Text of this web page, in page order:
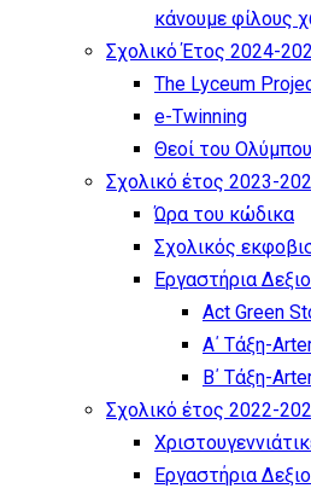
κάνουμε φίλους
Σχολικό Έτος 2024-
The Lyceum
e-Twinning
Θεοί του
Σχολικό έτος 2023-
Ώρα του κώδικα
Σχολικός
Εργαστήρια
Act Green
Α΄ Τάξη-
Β΄ Τάξη-
Σχολικό έτος 2022-
Εργαστήρια